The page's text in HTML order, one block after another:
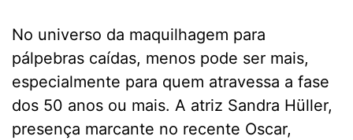
No universo da maquilhagem para
pálpebras caídas, menos pode ser mais,
especialmente para quem atravessa a fase
dos 50 anos ou mais. A atriz Sandra Hüller,
presença marcante no recente Oscar,